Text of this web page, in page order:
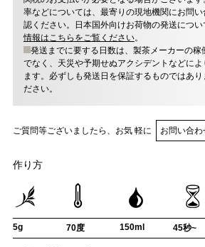
率などについては、最寄りの現地機関にお問
認ください。日本国外向けお荷物の発送につい
情報はこちらをご覧ください。
発送までに要する日数は、製茶メーカーの稼
でなく、天災や予期せぬアクシデントなどによ
ます。必ずしも発送日を保証するものではあり
ださい。
ご質問等ございましたら、お気 軽に お問い合わ
作り方
5g 70度 150ml 45秒~